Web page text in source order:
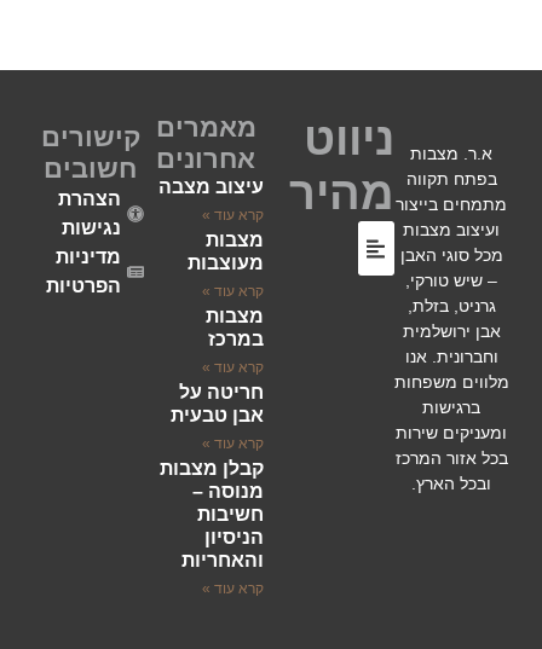
א.ר. מצבות
בפתח תקווה
מתמחים בייצור
ועיצוב מצבות
מכל סוגי האבן
– שיש טורקי,
גרניט, בזלת,
אבן ירושלמית
וחברונית. אנו
מלווים משפחות
ברגישות
ומעניקים שירות
בכל אזור המרכז
ובכל הארץ.
ניווט
מהיר
מאמרים
אחרונים
עיצוב מצבה
קרא עוד »
מצבות
מעוצבות
קרא עוד »
מצבות
במרכז
קרא עוד »
חריטה על
אבן טבעית
קרא עוד »
קבלן מצבות
מנוסה –
חשיבות
הניסיון
והאחריות
קרא עוד »
קישורים
חשובים
הצהרת
נגישות
מדיניות
הפרטיות